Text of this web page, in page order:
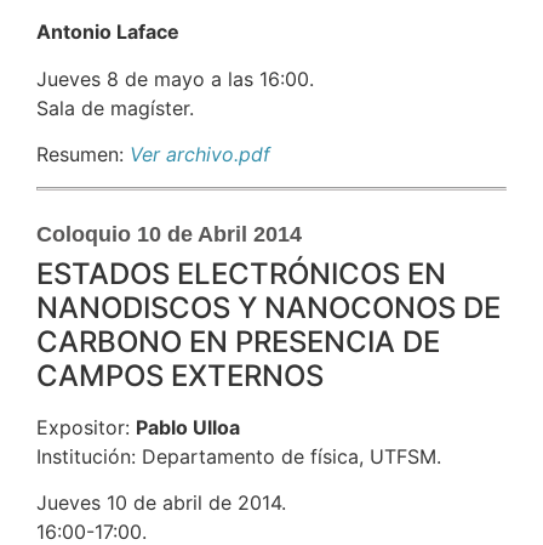
Antonio Laface
Jueves 8 de mayo a las 16:00.
Sala de magíster.
Resumen: Ver archivo.pdf
Coloquio 10 de Abril 2014
ESTADOS ELECTRÓNICOS EN
NANODISCOS Y NANOCONOS DE
CARBONO EN PRESENCIA DE
CAMPOS EXTERNOS
Expositor: Pablo Ulloa
Institución: Departamento de física, UTFSM.
Jueves 10 de abril de 2014.
16:00-17:00.